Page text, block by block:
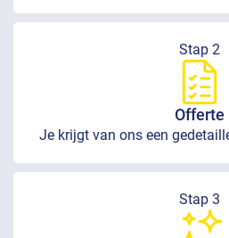
Stap 2
Offerte
Je krijgt van ons een
Stap 3